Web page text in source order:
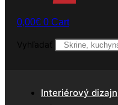
0,00€ 0 Cart
Vyhľadať
Interiérový dizajn